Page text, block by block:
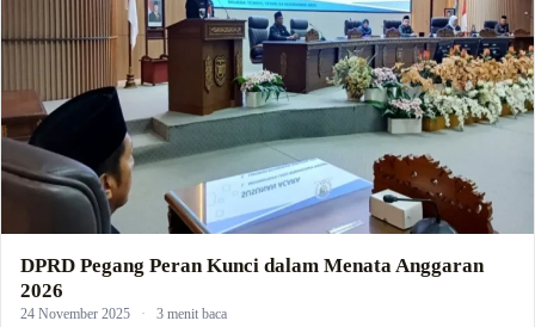
DPRD Pegang Peran Kunci dalam Menata Anggaran
2026
24 November 2025 · 3 menit baca